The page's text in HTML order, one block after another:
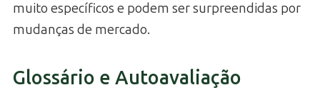
muito específicos e podem ser surpreendidas por
mudanças de mercado.
Glossário e Autoavaliação